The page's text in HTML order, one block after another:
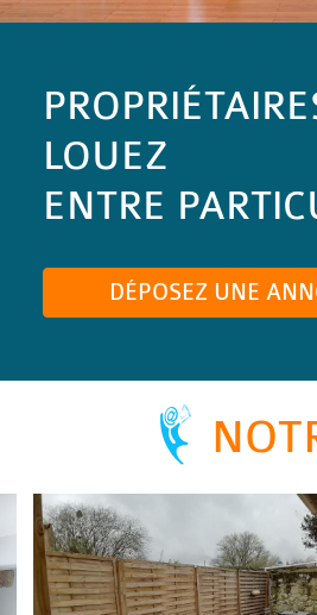
LOUEZ
ENTRE
DÉPOSEZ UNE